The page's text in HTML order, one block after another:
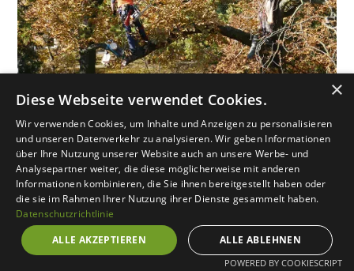
Unsere Baumdienstleistungen
Für Privatkunden,
Hausverwaltungen und
Geschäftskunden
Wir bieten umfassende Baumdienstleistungen für
×
Diese Webseite verwendet Cookies.
Wir verwenden Cookies, um Inhalte und Anzeigen zu personalisieren
und unseren Datenverkehr zu analysieren. Wir geben Informationen
über Ihre Nutzung unserer Website auch an unsere Werbe- und
Analysepartner weiter, die diese möglicherweise mit anderen
Informationen kombinieren, die Sie ihnen bereitgestellt haben oder
die sie im Rahmen Ihrer Nutzung ihrer Dienste gesammelt haben.
Datenschutzrichtlinie
ALLE AKZEPTIEREN
ALLE ABLEHNEN
POWERED BY COOKIESCRIPT